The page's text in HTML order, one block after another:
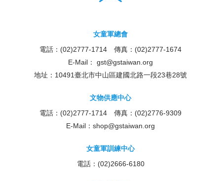
女童軍總會
電話：(02)2777-1714 傳真：(02)2777-1674
E-Mail： gst@gstaiwan.org
地址：10491臺北市中山區建國北路一段23巷28號
文物供應中心
電話：(02)2777-1714 傳真：(02)2776-9309
E-Mail： shop@gstaiwan.org
女童軍訓練中心
電話：(02)2666-6180